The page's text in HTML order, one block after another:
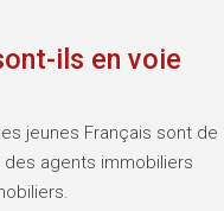
ils en voie
jeunes Français sont de
agents immobiliers